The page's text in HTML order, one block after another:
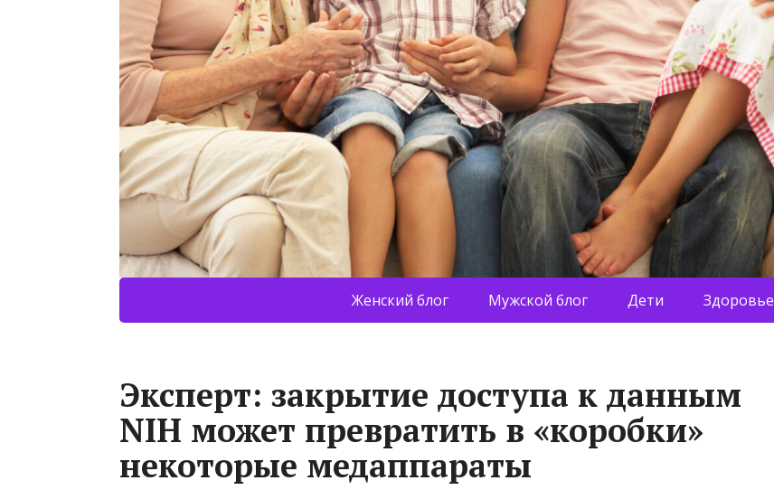
Женский блог Мужской блог Дети Здоровье
Эксперт: закрытие доступа к данным
NIH может превратить в «коробки»
некоторые медаппараты